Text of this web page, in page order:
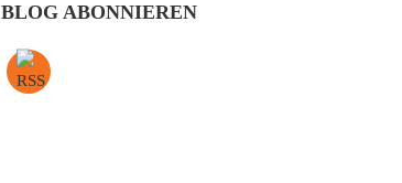
BLOG ABONNIEREN